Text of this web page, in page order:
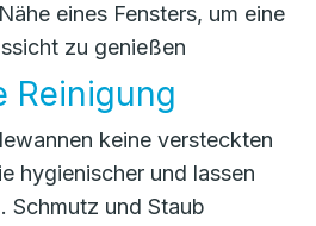
eines Fensters, um eine
zu genießen
Reinigung
keine versteckten
hygienischer und lassen
Schmutz und Staub